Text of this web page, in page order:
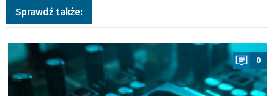
Sprawdź także:
a
0